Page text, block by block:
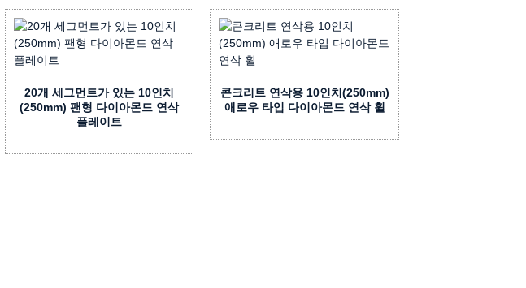
20개 세그먼트가 있는 10인치
(250mm) 팬형 다이아몬드 연삭
플레이트
콘크리트 연삭용 10인치(250mm)
애로우 타입 다이아몬드 연삭 휠